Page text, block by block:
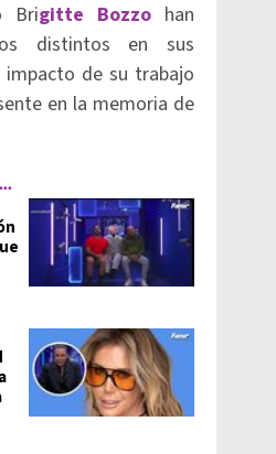
Brigitte Bozzo han
distintos en sus
impacto de su trabajo
en la memoria de